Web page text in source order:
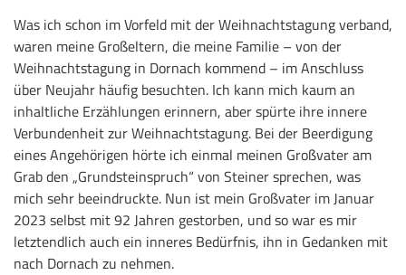
Was ich schon im Vorfeld mit der Weihnachtstagung verband,
waren meine Großeltern, die meine Familie – von der
Weihnachtstagung in Dornach kommend – im Anschluss
über Neujahr häufig besuchten. Ich kann mich kaum an
inhaltliche Erzählungen erinnern, aber spürte ihre innere
Verbundenheit zur Weihnachtstagung. Bei der Beerdigung
eines Angehörigen hörte ich einmal meinen Großvater am
Grab den „Grundsteinspruch“ von Steiner sprechen, was
mich sehr beeindruckte. Nun ist mein Großvater im Januar
2023 selbst mit 92 Jahren gestorben, und so war es mir
letztendlich auch ein inneres Bedürfnis, ihn in Gedanken mit
nach Dornach zu nehmen.